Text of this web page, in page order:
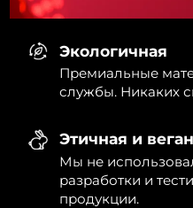
Экологичная
Премиальные
службы. Никаких
Этичная и
Мы не
разработки и
продукции.